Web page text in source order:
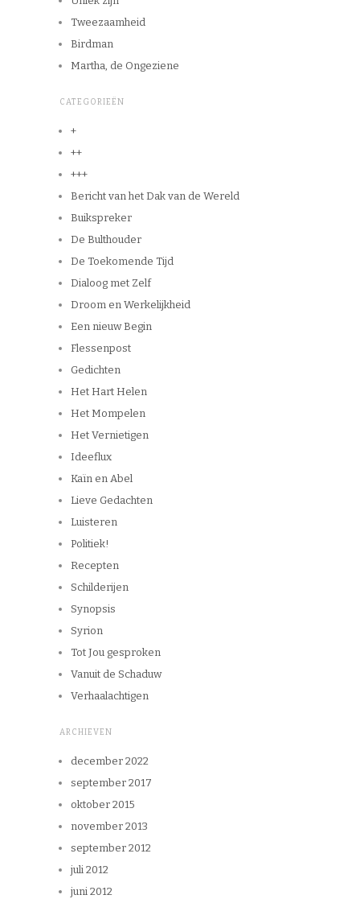
Tweezaamheid
Birdman
Martha, de Ongeziene
CATEGORIEËN
+
++
+++
Bericht van het Dak van de Wereld
Buikspreker
De Bulthouder
De Toekomende Tijd
Dialoog met Zelf
Droom en Werkelijkheid
Een nieuw Begin
Flessenpost
Gedichten
Het Hart Helen
Het Mompelen
Het Vernietigen
Ideeflux
Kaïn en Abel
Lieve Gedachten
Luisteren
Politiek!
Recepten
Schilderijen
Synopsis
Syrion
Tot Jou gesproken
Vanuit de Schaduw
Verhaalachtigen
ARCHIEVEN
december 2022
september 2017
oktober 2015
november 2013
september 2012
juli 2012
juni 2012